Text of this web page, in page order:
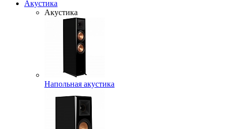
Акустика
Акустика
Напольная акустика